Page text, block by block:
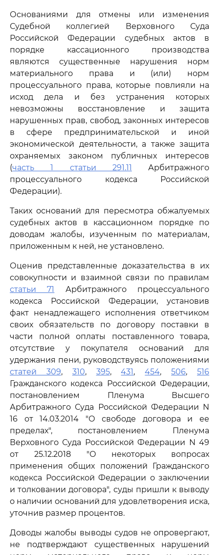
Основаниями для отмены или изменения
Судебной коллегией Верховного Суда
Российской Федерации судебных актов в
порядке кассационного производства
являются существенные нарушения норм
материального права и (или) норм
процессуального права, которые повлияли на
исход дела и без устранения которых
невозможны восстановление и защита
нарушенных прав, свобод, законных интересов
в сфере предпринимательской и иной
экономической деятельности, а также защита
охраняемых законом публичных интересов
(часть 1 статьи 291.11 Арбитражного
процессуального кодекса Российской
Федерации).
Таких оснований для пересмотра обжалуемых
судебных актов в кассационном порядке по
доводам жалобы, изученным по материалам,
приложенным к ней, не установлено.
Оценив представленные доказательства в их
совокупности и взаимной связи по правилам
статьи 71
Арбитражного процессуального
кодекса Российской Федерации, установив
факт ненадлежащего исполнения ответчиком
своих обязательств по договору поставки в
части полной оплаты поставленного товара,
отсутствие у покупателя оснований для
удержания пени, руководствуясь положениями
статей 309, 310, 395,431,454,506,516
Гражданского кодекса Российской Федерации,
постановлением Пленума Высшего
Арбитражного Суда Российской Федерации N
16 от 14.03.2014 "О свободе договора и ее
пределах", постановлением Пленума
Верховного Суда Российской Федерации N 49
от 25.12.2018 "О некоторых вопросах
применения общих положений Гражданского
кодекса Российской Федерации о заключении
и толковании договора", суды пришли к выводу
о наличии оснований для удовлетворения иска,
уточнив размер процентов.
Доводы жалобы выводы судов не опровергают,
не подтверждают существенных нарушений